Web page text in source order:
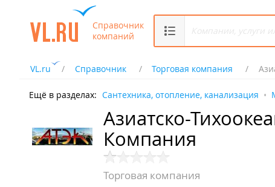
Справочник
компаний
VL.ru Справочник Торговая компания
Ещё в разделах: Сантехника, отопление, канализация
Азиатско-
Компания
Торговая компания